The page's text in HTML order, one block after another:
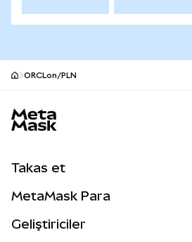
ORCLon/PLN
Takas et
Perps
MetaMask Para
Geliştiriciler